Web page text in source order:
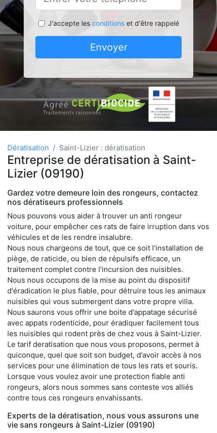
J'accepte les conditionset d'être rappelé
Envoyer
Dératisation Saint-Lizier : dératisation
Entreprise de dératisation à Saint-
Lizier (09190)
Gardez votre demeure loin des rongeurs, contactez
nos dératiseurs professionnels
Nous pouvons vous aider à trouver un anti rongeur
voiture, pour empêcher ces rats de faire irruption dans vos
véhicules et de les rendre insalubre.
Nous nous chargeons de tout, que ce soit l'installation de
piège, de raticide, ou bien de répulsifs efficace, un
traitement complet contre l'incursion des nuisibles.
Nous nous occupons de la mise au point du dispositif
d'éradication le plus fiable, pour détruire tous les animaux
nuisibles qui vous submergent dans votre propre villa.
Nous saurons vous offrir une boite d'appatage sécurisé
avec appats rodenticide, pour éradiquer facilement tous
les nuisibles qui rodent près de chez vous à Saint-Lizier.
Le tarif deratisation que nous vous proposons, permet à
quiconque, quel que soit son budget, d'avoir accès à nos
services pour une élimination de tous les rats et souris.
Lorsque vous voulez avoir une protection fiable anti
rongeurs, alors nous sommes sans conteste vos alliés
contre tous ces rongeurs envahissants.
Experts de la dératisation, nous vous assurons une
vie sans rongeurs à Saint-Lizier (09190)